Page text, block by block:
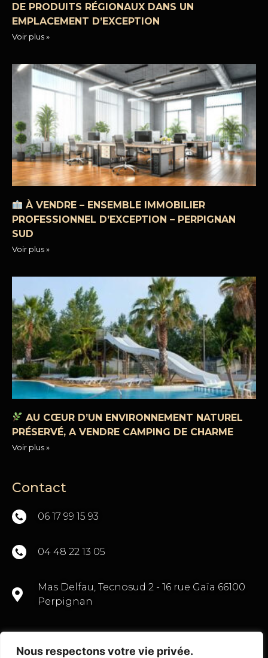
Nous respectons votre vie privée.
DE PRODUITS RÉGIONAUX DANS UN
EMPLACEMENT D’EXCEPTION
Voir plus »
À VENDRE – ENSEMBLE IMMOBILIER
PROFESSIONNEL D’EXCEPTION – PERPIGNAN
SUD
Voir plus »
AU CŒUR D’UN ENVIRONNEMENT NATUREL
PRÉSERVÉ, A VENDRE CAMPING DE CHARME
Voir plus »
Contact
06 17 99 15 93
04 48 22 13 05
Mas Delfau, Tecnosud 2 - 16 rue Gaïa 66100
Perpignan
CONTACTEZ-NOUS